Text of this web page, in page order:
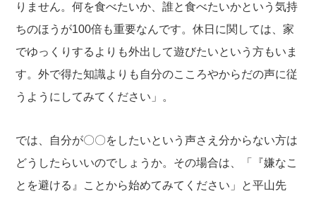
りません。何を食べたいか、誰と食べたいかという気持
ちのほうが100倍も重要なんです。休日に関しては、家
でゆっくりするよりも外出して遊びたいという方もいま
す。外で得た知識よりも自分のこころやからだの声に従
うようにしてみてください」。
では、自分が〇〇をしたいという声さえ分からない方は
どうしたらいいのでしょうか。その場合は、「『嫌なこ
とを避ける』ことから始めてみてください」と平山先